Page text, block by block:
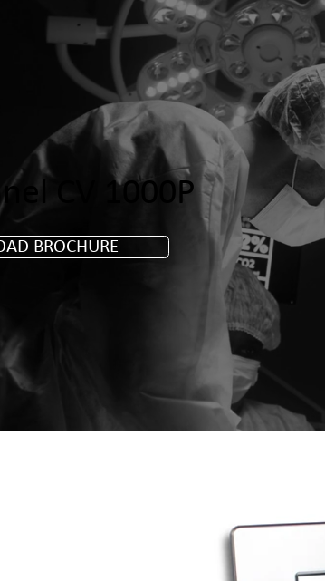
CV 1000P
BROCHURE